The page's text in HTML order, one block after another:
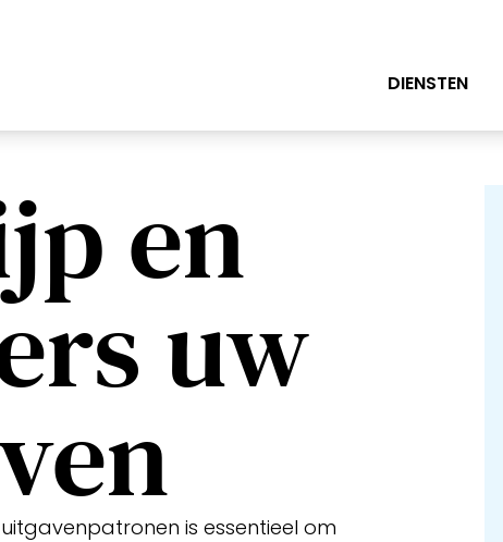
DIENSTEN
en
uw
is essentieel om